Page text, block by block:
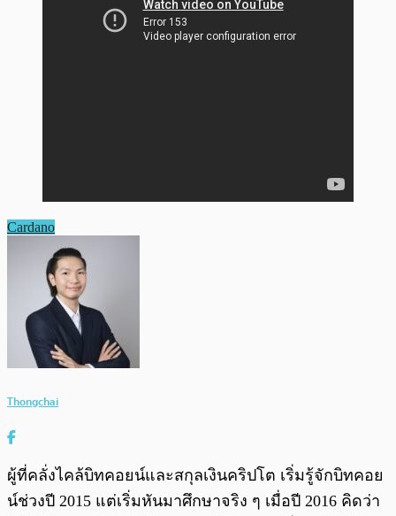
Cardano
Thongchai
ผู้ที่คลั่งไคล้บิทคอยน์และสกุลเงินคริปโต เริ่มรู้จักบิทคอย
น์ช่วงปี 2015 แต่เริ่มหันมาศึกษาจริง ๆ เมื่อปี 2016 คิดว่า